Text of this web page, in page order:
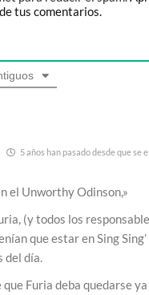
tus comentarios.
5 años han pasado desde que se
el Unworthy Odinson,»
(y todos los
que estar en Sing
del día.
que Furia deba quedarse